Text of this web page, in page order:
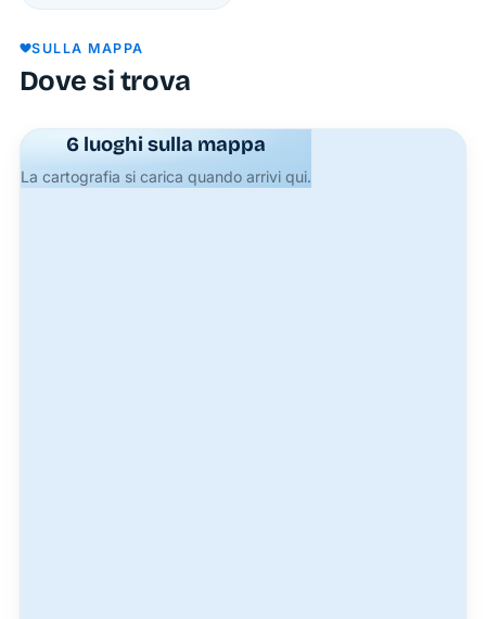
SULLA MAPPA
Dove si trova
6 luoghi sulla mappa
La cartografia si carica quando arrivi qui.